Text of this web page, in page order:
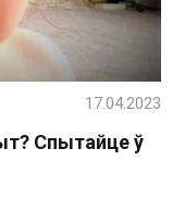
Спытайце ў
17.04.2023